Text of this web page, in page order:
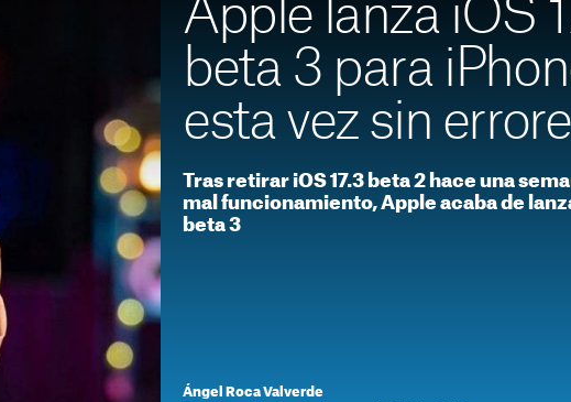
Apple lanza iOS
beta 3 para
esta vez sin
Tras retirar iOS 17.3 beta 2 hace una
mal funcionamiento, Apple acaba de
beta 3
Ángel Roca Valverde